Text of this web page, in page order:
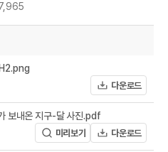
다운로드
보내온 지구-달 사진.pdf
미리보기 다운로드